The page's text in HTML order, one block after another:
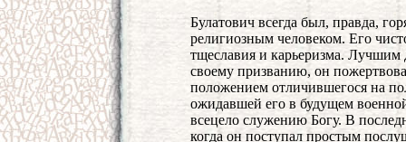
Булатович всегда был, правда,
религиозным человеком. Его
тщеславия и карьеризма. Лучшим
своему призванию, он
положением отличившегося на
ожидавшей его в будущем
всецело служению Богу. В
когда он поступал простым